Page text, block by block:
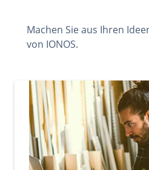
Machen Sie aus Ihren
von IONOS.